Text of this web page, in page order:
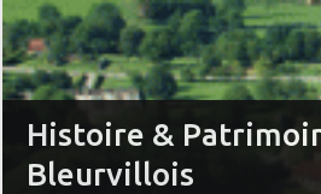
Histoire &
Bleurvillois